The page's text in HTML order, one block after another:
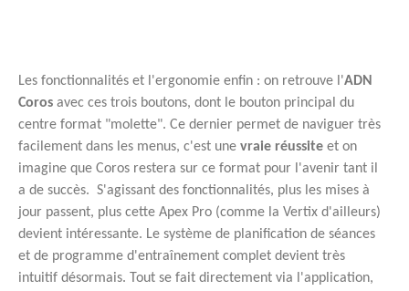
Les fonctionnalités et l'ergonomie enfin : on retrouve l'ADN
Coros avec ces trois boutons, dont le bouton principal du
centre format "molette". Ce dernier permet de naviguer très
facilement dans les menus, c'est une vraie réussite et on
imagine que Coros restera sur ce format pour l'avenir tant il
a de succès. S'agissant des fonctionnalités, plus les mises à
jour passent, plus cette Apex Pro (comme la Vertix d'ailleurs)
devient intéressante. Le système de planification de séances
et de programme d'entraînement complet devient très
intuitif désormais. Tout se fait directement via l'application,